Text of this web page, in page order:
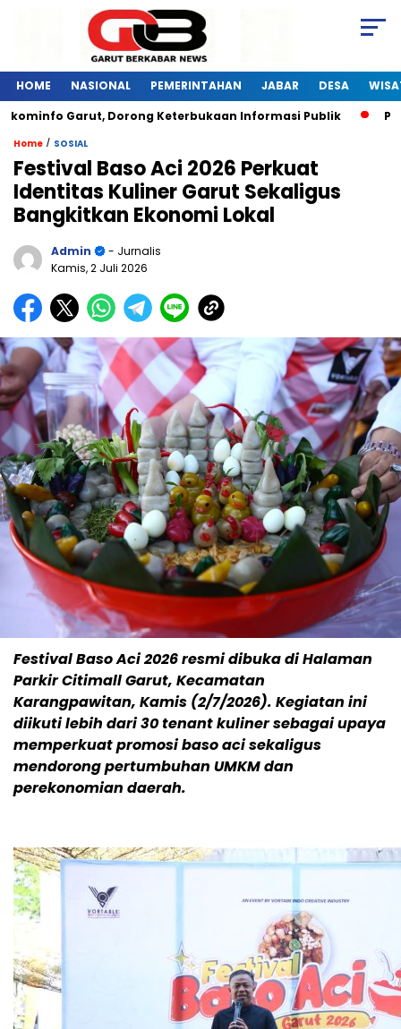
HOME NASIONAL PEMERINTAHAN JABAR DESA
Garut, Dorong Keterbukaan Informasi Publik
Home / SOSIAL
Festival Baso Aci 2026 Perkuat
Identitas Kuliner Garut Sekaligus
Bangkitkan Ekonomi Lokal
Admin
- Jurnalis
Kamis, 2 Juli 2026
Festival Baso Aci 2026 resmi dibuka di Halaman
Parkir Citimall Garut, Kecamatan
Karangpawitan, Kamis (2/7/2026). Kegiatan ini
diikuti lebih dari 30 tenant kuliner sebagai upaya
memperkuat promosi baso aci sekaligus
mendorong pertumbuhan UMKM dan
perekonomian daerah.